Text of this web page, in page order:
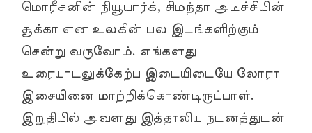
மொரீசனின் நியூயார்க், சிமந்தா அடிச்சியின்
சூக்கா என உலகின் பல இடங்களிற்கும்
சென்று வருவோம். எங்களது
உரையாடலுக்கேற்ப இடையிடையே லோரா
இசையினை மாற்றிக்கொண்டிருப்பாள்.
இறுதியில் அவளது இத்தாலிய நடனத்துடன்